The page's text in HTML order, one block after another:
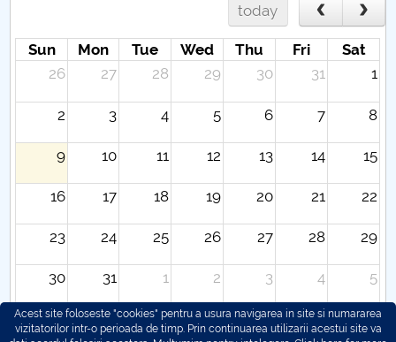
today
Sun Mon Tue Wed Thu Fri
Sat
26
27 28 29 30 31 1
2 3 4 5 6 7 8
9 10 11 12 13 14 15
16 17 18 19 20 21 22
23 24 25 26 27 28 29
30 31 1 2 3 4 5
Acest site foloseste "cookies" pentru a usura navigarea in site si numararea
vizitatorilor intr-o perioada de timp. Prin continuarea utilizarii acestui site va